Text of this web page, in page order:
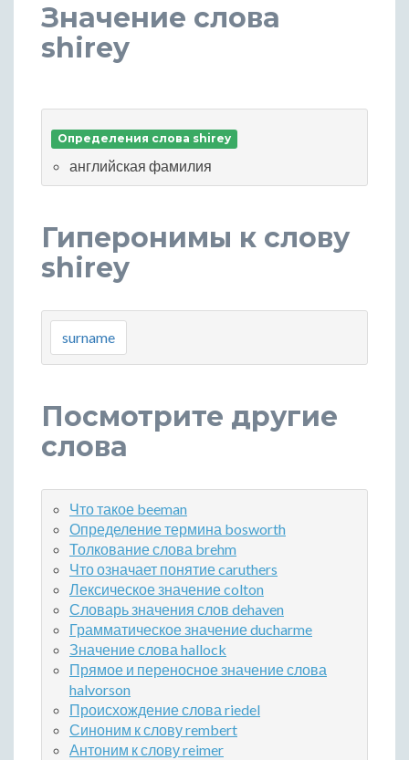
Значение слова
shirey
Определения слова shirey
английская фамилия
Гиперонимы к слову
shirey
surname
Посмотрите другие
слова
Что такое beeman
Определение термина bosworth
Толкование слова brehm
Что означает понятие caruthers
Лексическое значение colton
Словарь значения слов dehaven
Грамматическое значение ducharme
Значение слова hallock
Прямое и переносное значение слова
halvorson
Происхождение слова riedel
Синоним к слову rembert
Антоним к слову reimer